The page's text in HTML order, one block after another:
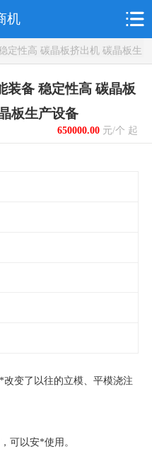
机
定性高 碳晶板挤出机 碳晶板生
装备 稳定性高 碳晶板
板生产设备
650000.00元/个 起
变了以往的立模、平模浇注
可以安*使用。